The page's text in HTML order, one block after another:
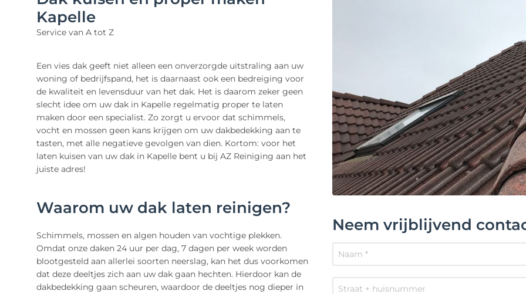
Kapelle
Service van A tot Z
Een vies dak geeft niet alleen een onverzorgde uitstraling aan uw
woning of bedrijfspand, het is daarnaast ook een bedreiging voor
de kwaliteit en levensduur van het dak. Het is daarom zeker geen
slecht idee om uw dak in Kapelle regelmatig proper te laten
maken door een specialist. Zo zorgt u ervoor dat schimmels,
vocht en mossen geen kans krijgen om uw dakbedekking aan te
tasten, met alle negatieve gevolgen van dien. Kortom: voor het
laten kuisen van uw dak in Kapelle bent u bij AZ Reiniging aan het
juiste adres!
Waarom uw dak laten reinigen?
Schimmels, mossen en algen houden van vochtige plekken.
Omdat onze daken 24 uur per dag, 7 dagen per week worden
blootgesteld aan allerlei soorten neerslag, kan het dus voorkomen
dat deze deeltjes zich aan uw dak gaan hechten. Hierdoor kan de
dakbedekking gaan scheuren, waardoor de deeltjes nog dieper in
Neem vrijblijvend